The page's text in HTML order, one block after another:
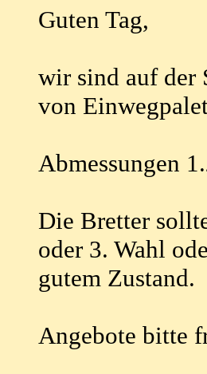
Guten Tag,
wir sind auf der
von
Abmessungen
Die Bretter
oder 3. Wahl
gutem Zustand.
Angebote bitte